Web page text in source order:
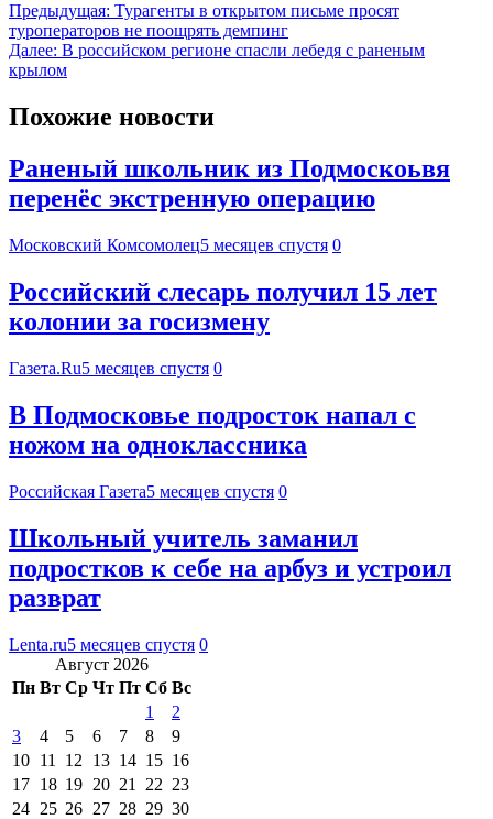
Предыдущая: Турагенты в открытом письме просят
туроператоров не поощрять демпинг
Далее: В российском регионе спасли лебедя с раненым
крылом
Похожие новости
Раненый школьник из Подмоскоьвя
перенёс экстренную операцию
Московский Комсомолец5 месяцев спустя 0
Российский слесарь получил 15 лет
колонии за госизмену
Газета.Ru5 месяцев спустя 0
В Подмосковье подросток напал с
ножом на одноклассника
Российская Газета5 месяцев спустя 0
Школьный учитель заманил
подростков к себе на арбуз и устроил
разврат
Lenta.ru5 месяцев спустя 0
Август 2026
Пн Вт Ср Чт Пт Сб Вс
1
2
3
4 5 6 7 8
9
10 11 12 13 14 15 16
17 18 19 20 21 22 23
24 25 26 27 28 29 30